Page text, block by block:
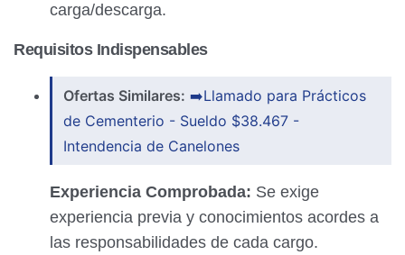
carga/descarga.
Requisitos Indispensables
Ofertas Similares: ➡️Llamado para Prácticos
de Cementerio - Sueldo $38.467 -
Intendencia de Canelones
Experiencia Comprobada: Se exige
experiencia previa y conocimientos acordes a
las responsabilidades de cada cargo.